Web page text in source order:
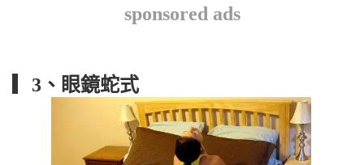
sponsored ads
▎3、眼鏡蛇式